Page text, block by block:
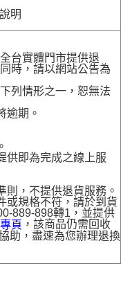
明
台實體門市提供退
時，請以網站公告為
列情形之一，恕無法
逾期。
供即為完成之線上服
則，不提供退貨服務。
或規格不符，請於到貨
889-898轉1，並提供
頁 ，該商品仍需回收
助，盡速為您辦理退換